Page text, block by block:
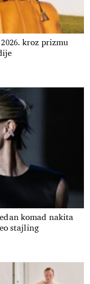
kroz prizmu
komad nakita
stajling